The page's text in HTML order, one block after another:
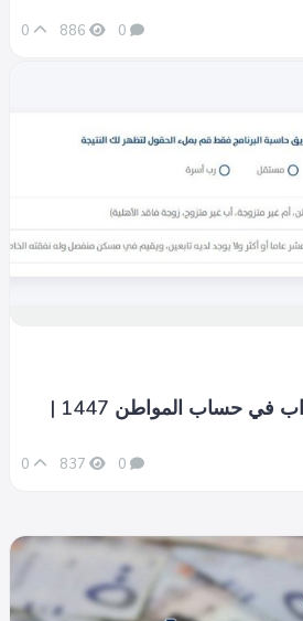
0
886
شروط التسجيل للعزاب في حساب المواطن 1447 |
0
837